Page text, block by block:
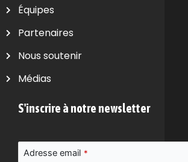
Équipes
Partenaires
Nous soutenir
Médias
S'inscrire à notre newsletter
Adresse email *